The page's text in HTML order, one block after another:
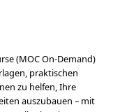
(MOC On-Demand)
praktischen
zu helfen, Ihre
auszubauen – mit